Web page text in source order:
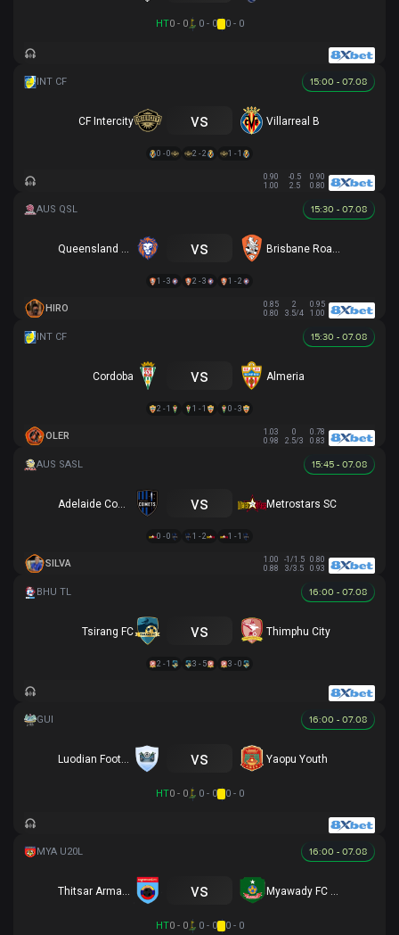
HT0 - 0 0 - 0 0 - 0
15:00 - 07.08
CF Intercity vs Villarreal B
0 - 0 2 - 2 1 - 1
0.90 -0.5
0.90
1.00
2.5 0.80
15:30 - 07.08
vs
1 - 3 2 - 3 1 - 2
HIRO 0.85 2
0.95
0.80
3.5/4 1.00
15:30 - 07.08
Cordoba vs Almeria
2 - 1 1 - 1 0 - 3
OLER 1.03 0
0.78
0.98
2.5/3 0.83
15:45 - 07.08
Adelaide Comets FC vs Metrostars SC
0 - 0 1 - 2 1 - 1
SILVA 1.00 -1/1.5 0.80
0.88
3/3.5 0.93
16:00 - 07.08
Tsirang FC vs Thimphu City
2 - 1 3 - 5 3 - 0
16:00 - 07.08
Luodian Football Association vs Yaopu Youth
HT0 - 0 0 - 0 0 - 0
16:00 - 07.08
vs
HT0 - 0 0 - 0 0 - 0